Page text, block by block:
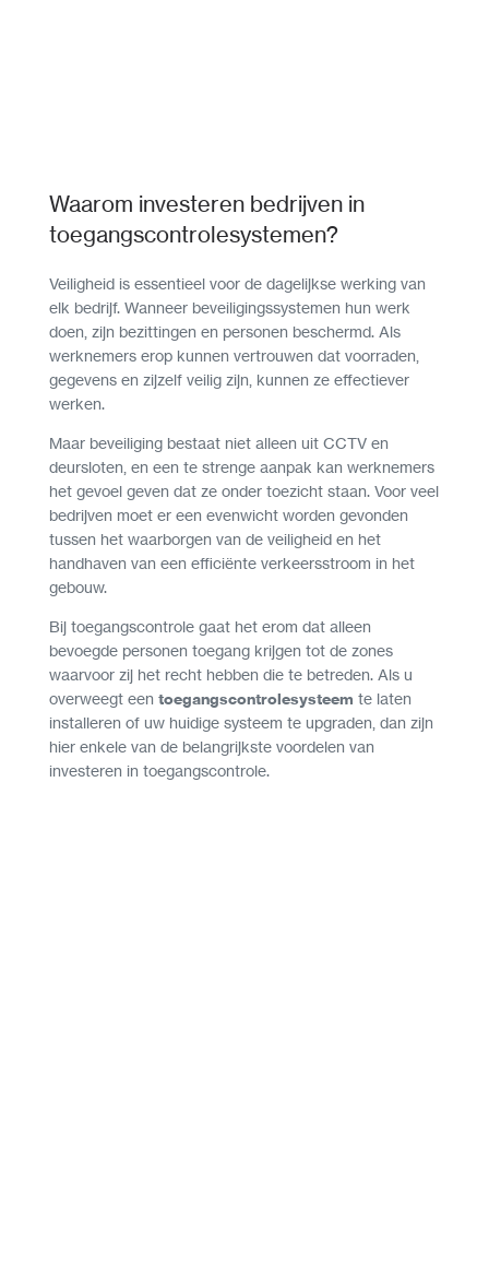
Waarom investeren bedrijven in
toegangscontrolesystemen?
Veiligheid is essentieel voor de dagelijkse werking van
elk bedrijf. Wanneer beveiligingssystemen hun werk
doen, zijn bezittingen en personen beschermd. Als
werknemers erop kunnen vertrouwen dat voorraden,
gegevens en zijzelf veilig zijn, kunnen ze effectiever
werken.
Maar beveiliging bestaat niet alleen uit CCTV en
deursloten, en een te strenge aanpak kan werknemers
het gevoel geven dat ze onder toezicht staan. Voor veel
bedrijven moet er een evenwicht worden gevonden
tussen het waarborgen van de veiligheid en het
handhaven van een efficiënte verkeersstroom in het
gebouw.
Bij toegangscontrole gaat het erom dat alleen
bevoegde personen toegang krijgen tot de zones
waarvoor zij het recht hebben die te betreden. Als u
overweegt een toegangscontrolesysteem te laten
installeren of uw huidige systeem te upgraden, dan zijn
hier enkele van de belangrijkste voordelen van
investeren in toegangscontrole.